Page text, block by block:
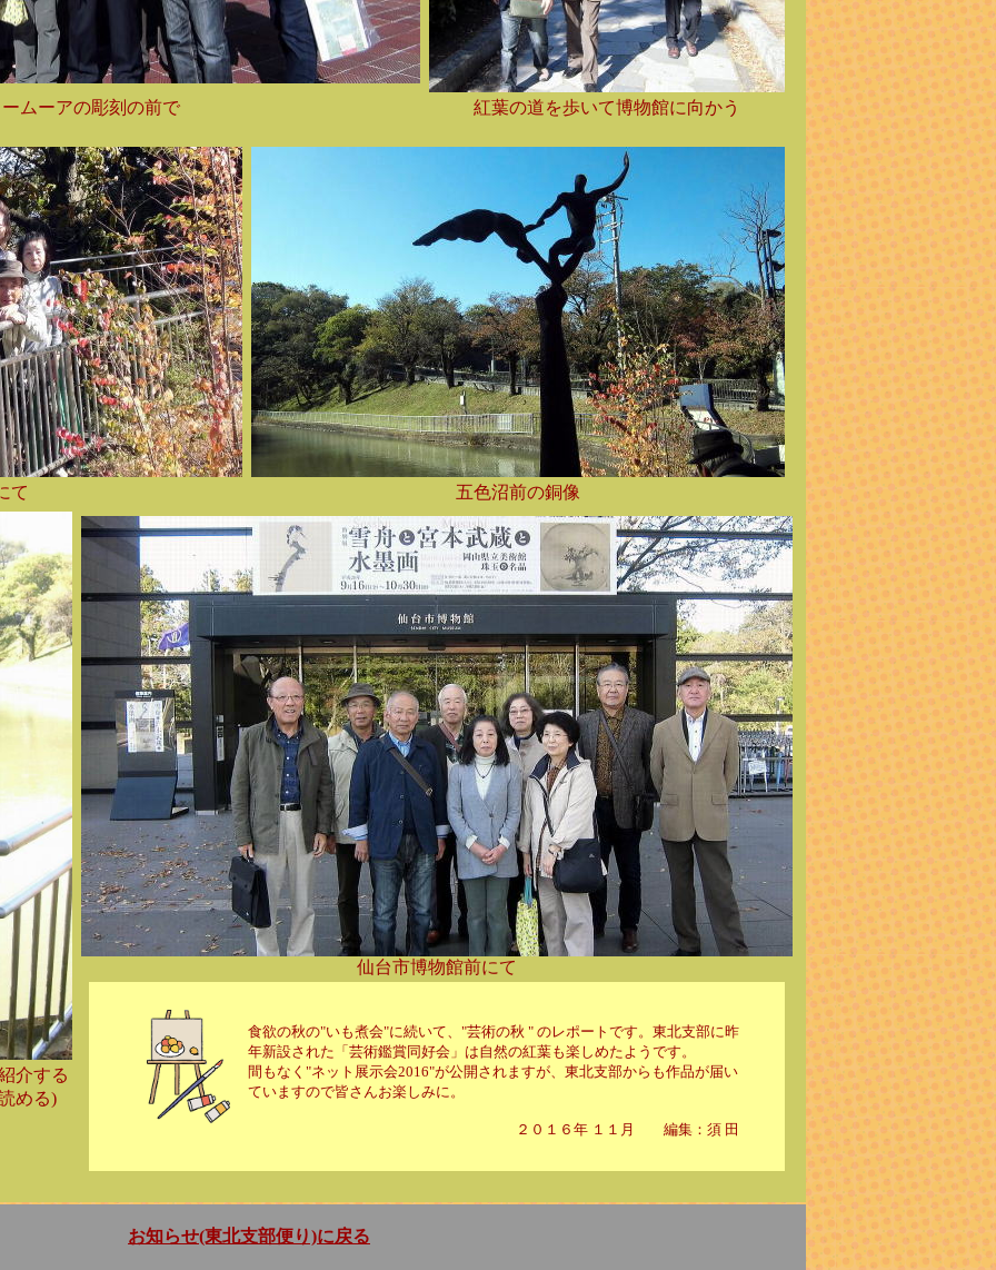
ムーアの彫刻の前で 紅葉の道を歩いて博物館に向かう
て 五色沼前の銅像
仙台市博物館前にて
食欲の秋の"いも煮会"に続いて、"芸術の秋 " のレポートです。東北支部に昨
年新設された「芸術鑑賞同好会」は自然の紅葉も楽しめたようです。
間もなく"ネット展示会2016"が公開されますが、東北支部からも作品が届い
ていますので皆さんお楽しみに。
２０１６年 １１月 編集：須 田
介する
める)
お知らせ(東北支部便り)に戻る